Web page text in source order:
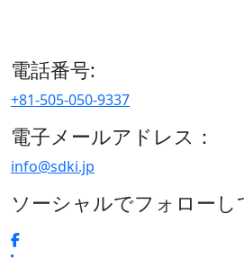
電話番号:
+81-505-050-9337
電子メールアドレス：
info@sdki.jp
ソーシャルでフォローし